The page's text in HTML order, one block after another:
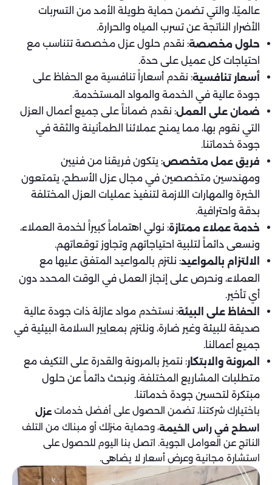
عالميًا، والتي تضمن حماية طويلة الأمد من التسربات
الأضرار الناتجة عن تسرب المياه والحرارة.
حلول مخصصة: نقدم حلول عزل مخصصة تتناسب مع
احتياجات كل عميل على حدة.
أسعار تنافسية: نقدم أسعاراً تنافسية مع الحفاظ على
جودة عالية في الخدمة والمواد المستخدمة.
ضمان على العمل: نقدم ضماناً على جميع أعمال العزل
التي نقوم بها، مما يمنح عملائنا الطمأنينة والثقة في
جودة خدماتنا.
فريق عمل متخصص: يتكون فريقنا من فنيين
ومهندسين متخصصين في مجال عزل الأسطح، يتمتعون
الخبرة والمهارات اللازمة لتنفيذ عمليات العزل المختلفة
بدقة واحترافية.
خدمة عملاء ممتازة: نولي اهتماماً كبيراً لخدمة العملاء،
ونسعى دائماً لتلبية احتياجاتهم وتجاوز توقعاتهم.
الالتزام بالمواعيد: نلتزم بالمواعيد المتفق عليها مع
العملاء، ونحرص على إنجاز العمل في الوقت المحدد دون
أي تأخير.
الحفاظ على البيئة: نستخدم مواد عازلة ذات جودة عالية
صديقة للبيئة وغير ضارة، ونلتزم بمعايير السلامة البيئية في
جميع أعمالنا.
المرونة والابتكار: نتميز بالمرونة والقدرة على التكيف مع
متطلبات المشاريع المختلفة، ونبحث دائماً عن حلول
مبتكرة لتحسين جودة خدماتنا.
باختيارك شركتنا، تضمن الحصول على أفضل خدمات عزل
اسطح في راس الخيمة، وحماية منزلك أو مبناك من التلف
الناتج عن العوامل الجوية. اتصل بنا اليوم للحصول على
استشارة مجانية وعرض أسعار لا يضاهى.